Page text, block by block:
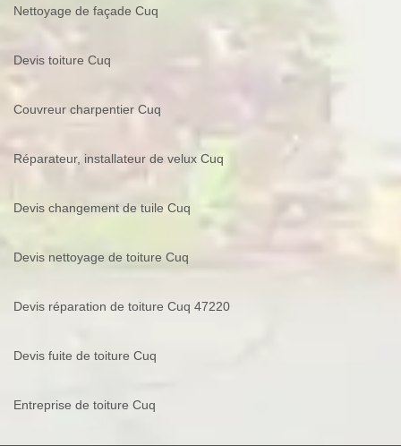
Nettoyage de façade Cuq
Devis toiture Cuq
Couvreur charpentier Cuq
Réparateur, installateur de velux Cuq
Devis changement de tuile Cuq
Devis nettoyage de toiture Cuq
Devis réparation de toiture Cuq 47220
Devis fuite de toiture Cuq
Entreprise de toiture Cuq